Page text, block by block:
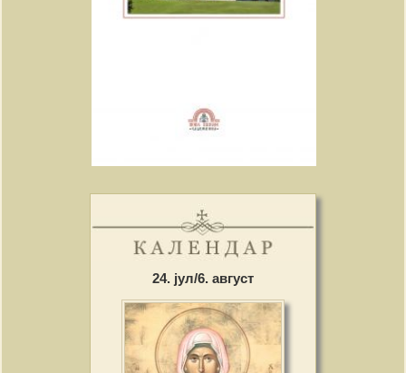
24. јул/6. август